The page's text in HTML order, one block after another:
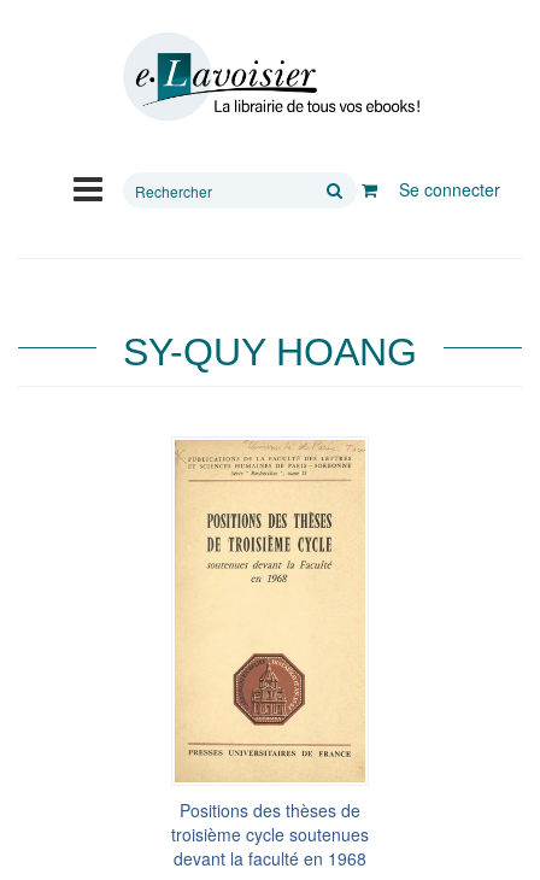
Rechercher
Se connecter
SY-QUY HOANG
Positions des thèses de
troisième cycle soutenues
devant la faculté en 1968